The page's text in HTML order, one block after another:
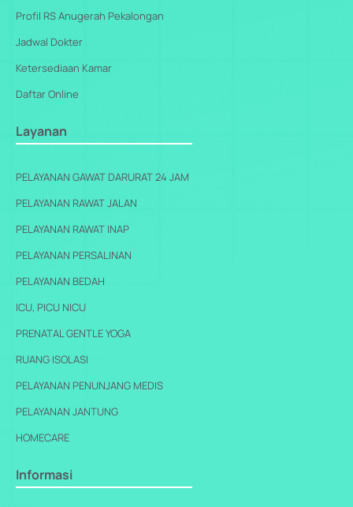
Profil RS Anugerah Pekalongan
Jadwal Dokter
Ketersediaan Kamar
Daftar Online
Layanan
PELAYANAN GAWAT DARURAT 24 JAM
PELAYANAN RAWAT JALAN
PELAYANAN RAWAT INAP
PELAYANAN PERSALINAN
PELAYANAN BEDAH
ICU, PICU NICU
PRENATAL GENTLE YOGA
RUANG ISOLASI
PELAYANAN PENUNJANG MEDIS
PELAYANAN JANTUNG
HOMECARE
Informasi